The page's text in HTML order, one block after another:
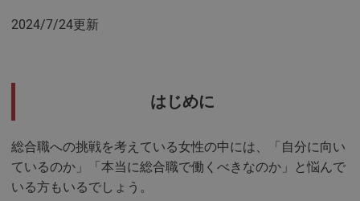
2024/7/24更新
はじめに
総合職への挑戦を考えている女性の中には、「自分に向い
ているのか」「本当に総合職で働くべきなのか」と悩んで
いる方もいるでしょう。